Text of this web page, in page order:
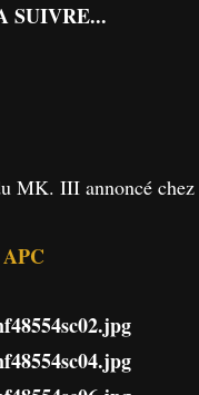
SUIVRE...
MK. III annoncé